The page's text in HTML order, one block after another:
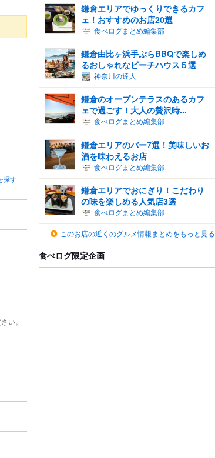
探す
い。
鎌倉エリアでゆっくりできるカフ
ェ！おすすめのお店20選
食べログまとめ編集部
鎌倉由比ヶ浜手ぶらBBQで楽しめ
るおしゃれなビーチハウス５選
神奈川の達人
鎌倉のオープンテラスのあるカフ
ェで過ごす！大人の贅沢時...
食べログまとめ編集部
鎌倉エリアのバー7選！美味しいお
酒を味わえるお店
食べログまとめ編集部
鎌倉エリアでおにぎり！こだわり
の味を楽しめる人気店3選
食べログまとめ編集部
このお店の近くのグルメ情報まとめをもっと見る
食べログ限定企画